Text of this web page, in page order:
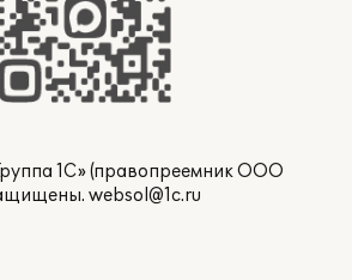
1С» (правопреемник ООО
websol@1c.ru